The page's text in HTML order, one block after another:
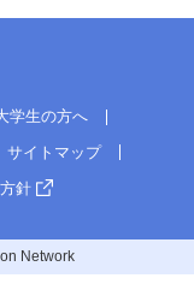
学生の方へ
サイトマップ
針
Network